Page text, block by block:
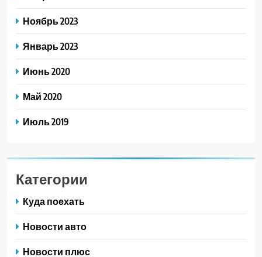
Ноябрь 2023
Январь 2023
Июнь 2020
Май 2020
Июль 2019
Категории
Куда поехать
Новости авто
Новости плюс